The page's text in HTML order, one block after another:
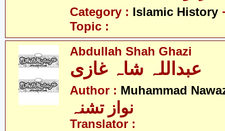
Category : Islamic History
Topic :
Abdullah Shah Ghazi
عبداللہ شاہ غازی
Author : Muhammad
نواز تشنہ
Translator :